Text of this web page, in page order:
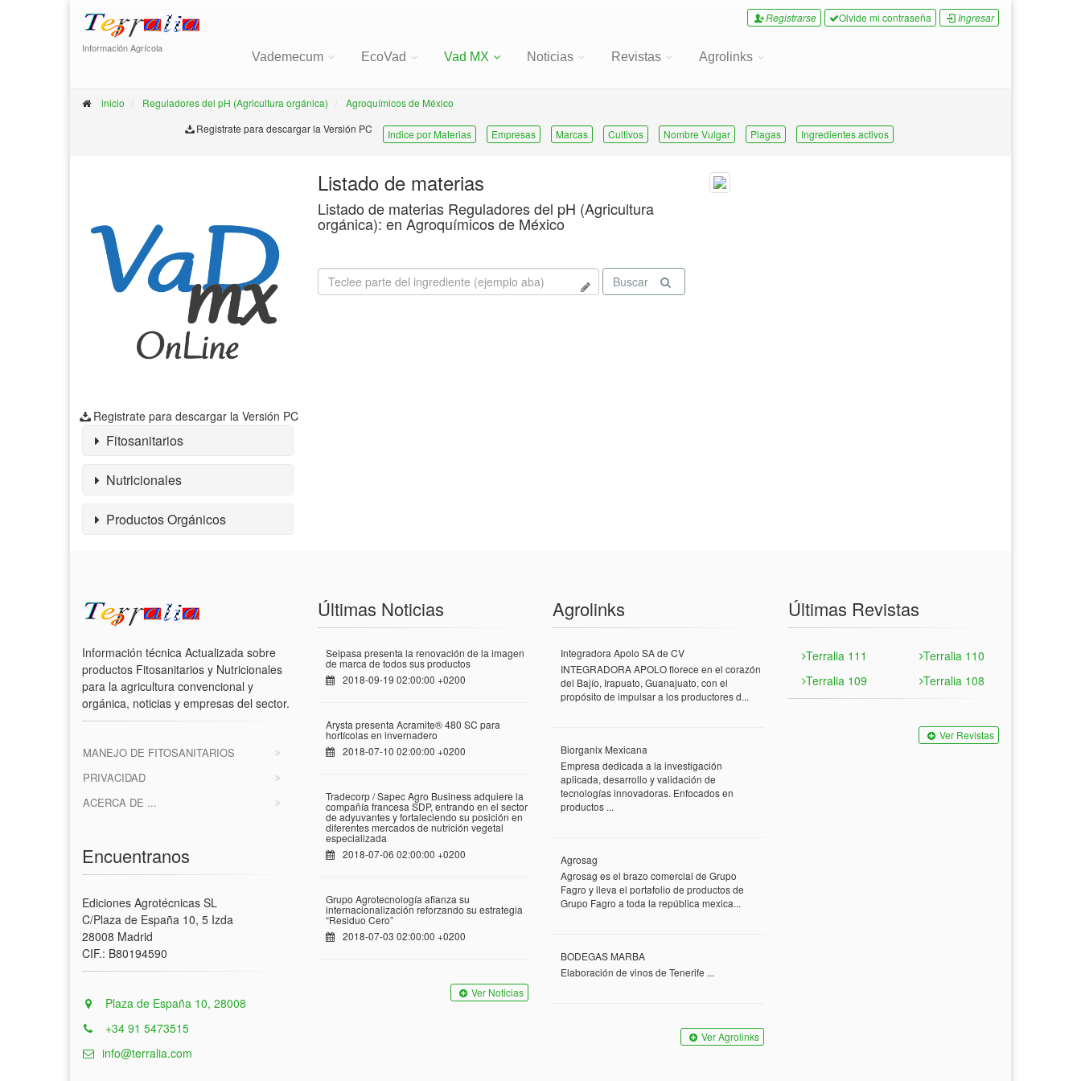
Información Agrícola
Registrarse Olvide mi contraseña Ingresar
Vademecum EcoVad Vad MX Noticias Revistas Agrolinks
inicio Reguladores del pH (Agricultura orgánica)
Agroquímicos de México
Registrate para descargar la Versión PC
Indice por Materias Empresas Marcas Cultivos Nombre Vulgar Plagas Ingredientes activos
Registrate para descargar la Versión PC
Listado de materias
Listado de materias Reguladores del pH (Agricultura
orgánica): en Agroquímicos de México
Buscar
Fitosanitarios
Nutricionales
Productos Orgánicos
Información técnica Actualizada sobre
productos Fitosanitarios y Nutricionales
para la agricultura convencional y
orgánica, noticias y empresas del sector.
MANEJO DE FITOSANITARIOS
PRIVACIDAD
ACERCA DE ...
Encuentranos
Ediciones Agrotécnicas SL
C/Plaza de España 10, 5 Izda
28008 Madrid
CIF.: B80194590
Plaza de España 10, 28008
+34 91 5473515
info@terralia.com
Últimas Noticias
Seipasa presenta la renovación de la imagen
de marca de todos sus productos
2018-09-19 02:00:00 +0200
Arysta presenta Acramite® 480 SC para
hortícolas en invernadero
2018-07-10 02:00:00 +0200
Tradecorp / Sapec Agro Business adquiere la
compañía francesa SDP, entrando en el sector
de adyuvantes y fortaleciendo su posición en
diferentes mercados de nutrición vegetal
especializada
2018-07-06 02:00:00 +0200
Grupo Agrotecnología afianza su
internacionalización reforzando su estrategia
“Residuo Cero”
2018-07-03 02:00:00 +0200
Ver Noticias
Agrolinks
Integradora Apolo SA de CV
INTEGRADORA APOLO florece en el corazón
del Bajío, Irapuato, Guanajuato, con el
propósito de impulsar a los productores d...
Biorganix Mexicana
Empresa dedicada a la investigación
aplicada, desarrollo y validación de
tecnologías innovadoras. Enfocados en
productos ...
Agrosag
Agrosag es el brazo comercial de Grupo
Fagro y lleva el portafolio de productos de
Grupo Fagro a toda la república mexica...
BODEGAS MARBA
Elaboración de vinos de Tenerife ...
Ver Agrolinks
Últimas Revistas
Terralia 111
Terralia 110
Terralia 109
Terralia 108
Ver Revistas